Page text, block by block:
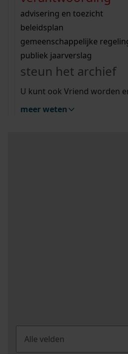
bouwvergunningen
omgevingsvergunningen
vergunningen
beeld en geluid
uitleg nodig?
Wij helpen u op weg met
bekijk alle zoektips
Wij helpen u op weg met
bekijk alle zoektips
bekijk ons
advisering en toezicht
beleidsplan
gemeenschappelijke
publiek jaarverslag
steun het archief
U kunt ook Vriend worden
meer weten
zoektips
Mijn Studiezaal (inloggen)